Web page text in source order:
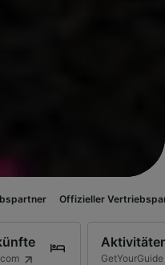
Vertriebspartner
GetYourGuide